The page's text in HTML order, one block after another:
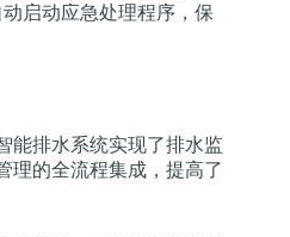
启动应急处理程序，保
能排水系统实现了排水监
理的全流程集成，提高了